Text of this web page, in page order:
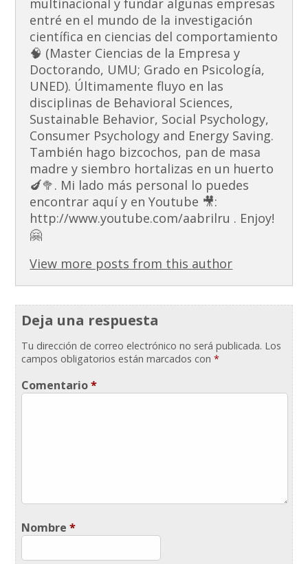
entré en el mundo de la investigación
científica en ciencias del comportamiento
🧠 (Master Ciencias de la Empresa y
Doctorando, UMU; Grado en Psicología,
UNED). Últimamente fluyo en las
disciplinas de Behavioral Sciences,
Sustainable Behavior, Social Psychology,
Consumer Psychology and Energy Saving.
También hago bizcochos, pan de masa
madre y siembro hortalizas en un huerto
🍆🥦. Mi lado más personal lo puedes
encontrar aquí y en Youtube 🎥:
http://www.youtube.com/aabrilru . Enjoy!
🤗
View more posts from this author
Deja una respuesta
Tu dirección de correo electrónico no será publicada. Los
campos obligatorios están marcados con*
Comentario*
Nombre*